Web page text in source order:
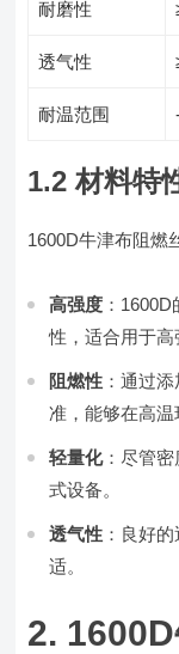
耐磨性
透气性
耐温范围
1.2 材料特
1600D牛津布阻燃
高强度 ：
性，适合用于高
阻燃性 ：通过
准，能够在高温
轻量化：尽管
式设备。
透气性 ：良好
适。
2.